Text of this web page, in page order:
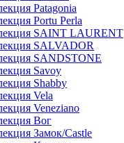
Patagonia
Portu Perla
SAINT LAURENT
SALVADOR
SANDSTONE
Savoy
Shabby
Vela
Veneziano
Вог
Замок/Castle